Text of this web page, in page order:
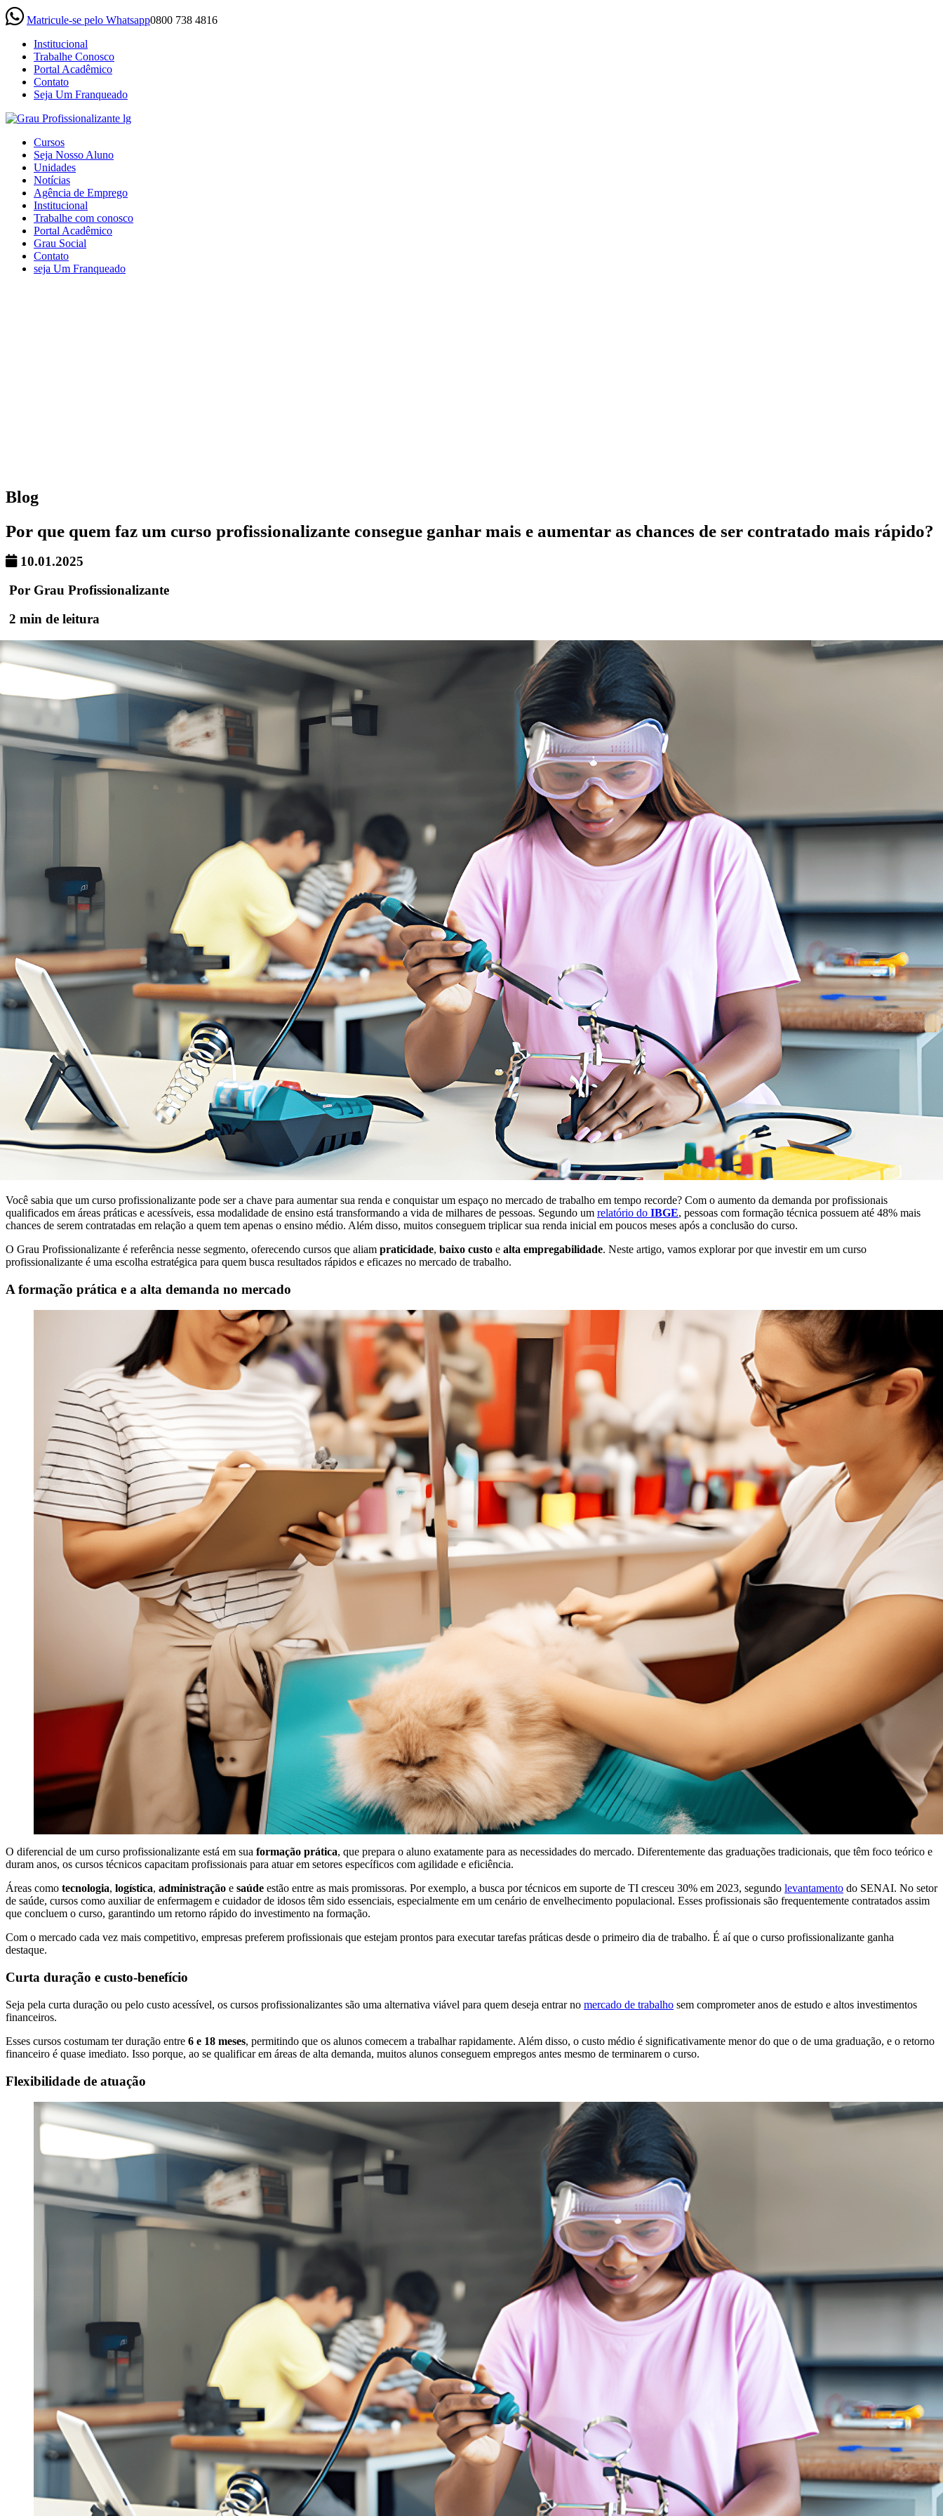
Matricule-se pelo Whatsapp0800 738 4816
Institucional
Trabalhe Conosco
Portal Acadêmico
Contato
Seja Um Franqueado
Cursos(current)
Seja Nosso Aluno
Unidades
Notícias
Agência de Emprego
Institucional
Trabalhe com conosco
Portal Acadêmico
Grau Social
Contato
seja Um Franqueado
Blog
Por que quem faz um curso profissionalizante consegue ganhar mais e aumentar as chances de ser contratado mais rápido?
10.01.2025
Por Grau Profissionalizante
2 min de leitura
Você sabia que um curso profissionalizante pode ser a chave para aumentar sua renda e conquistar um espaço no mercado de trabalho em tempo recorde? Com o aumento da demanda por profissionais
qualificados em áreas práticas e acessíveis, essa modalidade de ensino está transformando a vida de milhares de pessoas. Segundo um relatório do IBGE, pessoas com formação técnica possuem até 48% mais
chances de serem contratadas em relação a quem tem apenas o ensino médio. Além disso, muitos conseguem triplicar sua renda inicial em poucos meses após a conclusão do curso.
O Grau Profissionalizante é referência nesse segmento, oferecendo cursos que aliam praticidade, baixo custo e alta empregabilidade. Neste artigo, vamos explorar por que investir em um curso
profissionalizante é uma escolha estratégica para quem busca resultados rápidos e eficazes no mercado de trabalho.
A formação prática e a alta demanda no mercado
O diferencial de um curso profissionalizante está em sua formação prática, que prepara o aluno exatamente para as necessidades do mercado. Diferentemente das graduações tradicionais, que têm foco teórico e
duram anos, os cursos técnicos capacitam profissionais para atuar em setores específicos com agilidade e eficiência.
Áreas como tecnologia, logística, administração e saúde estão entre as mais promissoras. Por exemplo, a busca por técnicos em suporte de TI cresceu 30% em 2023, segundo levantamento do SENAI. No setor
de saúde, cursos como auxiliar de enfermagem e cuidador de idosos têm sido essenciais, especialmente em um cenário de envelhecimento populacional. Esses profissionais são frequentemente contratados assim
que concluem o curso, garantindo um retorno rápido do investimento na formação.
Com o mercado cada vez mais competitivo, empresas preferem profissionais que estejam prontos para executar tarefas práticas desde o primeiro dia de trabalho. É aí que o curso profissionalizante ganha
destaque.
Curta duração e custo-benefício
Seja pela curta duração ou pelo custo acessível, os cursos profissionalizantes são uma alternativa viável para quem deseja entrar no mercado de trabalho sem comprometer anos de estudo e altos investimentos
financeiros.
Esses cursos costumam ter duração entre 6 e 18 meses, permitindo que os alunos comecem a trabalhar rapidamente. Além disso, o custo médio é significativamente menor do que o de uma graduação, e o retorno
financeiro é quase imediato. Isso porque, ao se qualificar em áreas de alta demanda, muitos alunos conseguem empregos antes mesmo de terminarem o curso.
Flexibilidade de atuação